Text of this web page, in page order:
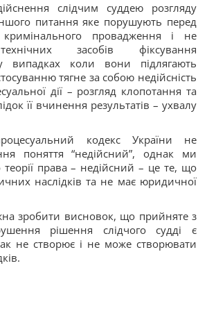
слідчим суддею розгляду
питання яке порушують перед
провадження і не
засобів фіксування
випадках коли вони підлягають
тягне за собою недійсність
дії – розгляд клопотання та
її вчинення результатів – ухвалу
кодекс України не
поняття “недійсний”, однак ми
права – недійсний – це те, що
наслідків та не має юридичної
зробити висновок, що прийняте з
рішення слідчого судді є
не створює і не може створювати